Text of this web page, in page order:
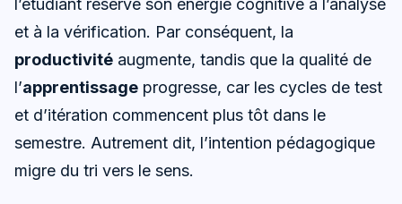
et à la vérification. Par conséquent, la
productivité augmente, tandis que la qualité de
l’apprentissage progresse, car les cycles de test
et d’itération commencent plus tôt dans le
semestre. Autrement dit, l’intention pédagogique
migre du tri vers le sens.